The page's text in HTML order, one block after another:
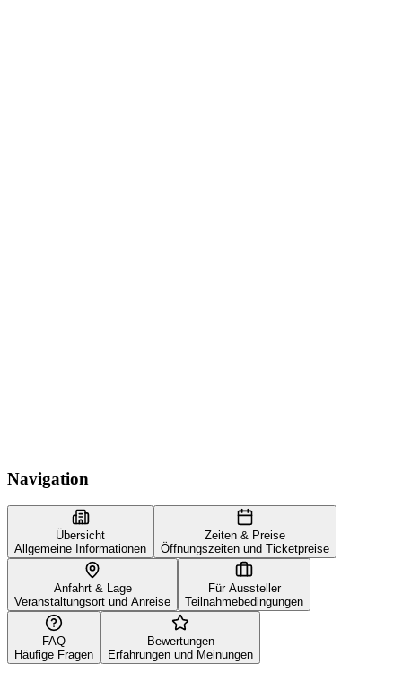
Navigation
Übersicht
Allgemeine Informationen
Zeiten & Preise
Öffnungszeiten und Ticketpreise
Anfahrt & Lage
Veranstaltungsort und Anreise
Für Aussteller
Teilnahmebedingungen
FAQ
Häufige Fragen
Bewertungen
Erfahrungen und Meinungen